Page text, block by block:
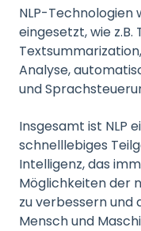
NLP-Technologien
eingesetzt, wie z.B.
Analyse,
und
Insgesamt ist NLP
schnelllebiges
Intelligenz, das
Möglichkeiten der
zu verbessern und
Mensch und